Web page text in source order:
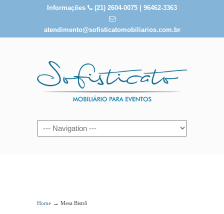
Informações (21) 2604-0075 | 96462-3363
atendimento@sofisticatomobiliarios.com.br
Home → Mesa Bistrô